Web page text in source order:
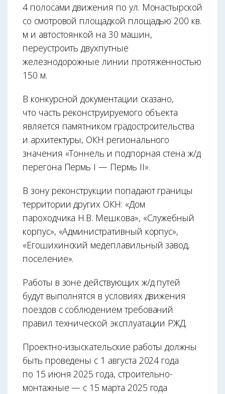
4 полосами движения по ул. Монастырской
со смотровой площадкой площадью 200 кв.
м и автостоянкой на 30 машин,
переустроить двухпутные
железнодорожные линии протяжённостью
150 м.
В конкурсной документации сказано,
что часть реконструируемого объекта
является памятником градостроительства
и архитектуры, ОКН регионального
значения «Тоннель и подпорная стена ж/д
перегона Пермь I — Пермь II».
В зону реконструкции попадают границы
территории других ОКН: «Дом
пароходчика Н.В. Мешкова», «Служебный
корпус», «Административный корпус»,
«Егошихинский медеплавильный завод,
поселение».
Работы в зоне действующих ж/д путей
будут выполнятся в условиях движения
поездов с соблюдением требований
правил технической эксплуатации РЖД.
Проектно-изыскательские работы должны
быть проведены с 1 августа 2024 года
по 15 июня 2025 года, строительно-
монтажные — с 15 марта 2025 года